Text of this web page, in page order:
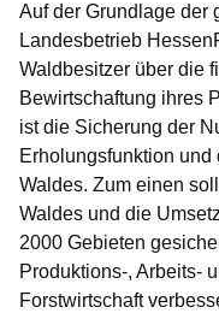
Auf der Grundlage der
Landesbetrieb
Waldbesitzer über die
Bewirtschaftung ihres
ist die Sicherung der
Erholungsfunktion
Waldes. Zum einen
Waldes und die
2000 Gebieten
Produktions-, Arbeits-
Forstwirtschaft